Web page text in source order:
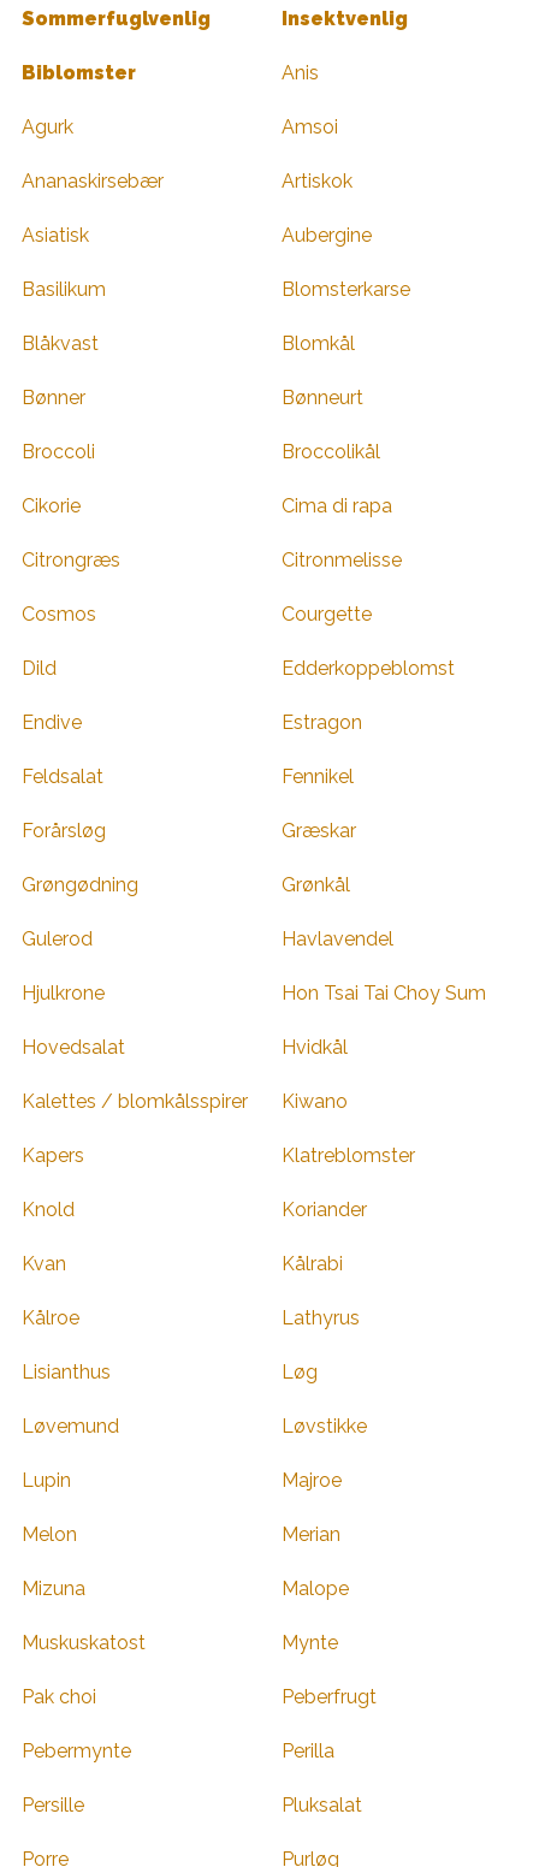
Sommerfuglvenlig Insektvenlig
Biblomster Anis
Agurk Amsoi
Ananaskirsebær Artiskok
Asiatisk Aubergine
Basilikum Blomsterkarse
Blåkvast Blomkål
Bønner Bønneurt
Broccoli Broccolikål
Cikorie Cima di rapa
Citrongræs Citronmelisse
Cosmos Courgette
Dild Edderkoppeblomst
Endive Estragon
Feldsalat Fennikel
Forårsløg Græskar
Grøngødning Grønkål
Gulerod Havlavendel
Hjulkrone Hon Tsai Tai Choy Sum
Hovedsalat Hvidkål
Kalettes / blomkålsspirer Kiwano
Kapers Klatreblomster
Knold Koriander
Kvan Kålrabi
Kålroe Lathyrus
Lisianthus Løg
Løvemund Løvstikke
Lupin Majroe
Melon Merian
Mizuna Malope
Muskuskatost Mynte
Pak choi Peberfrugt
Pebermynte Perilla
Persille Pluksalat
Porre Purløg